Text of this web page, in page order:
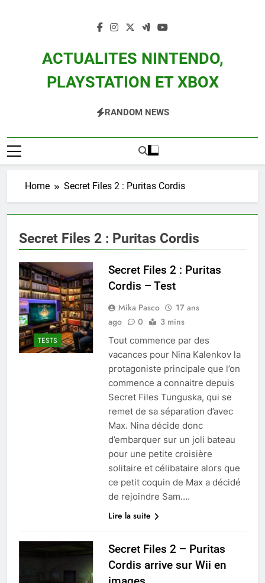
ACTUALITES NINTENDO,
PLAYSTATION ET XBOX
Zelda, Splatoon, Pokemon Entre Autres
RANDOM NEWS
Home Secret Files 2 : Puritas Cordis
Secret Files 2 : Puritas Cordis
TESTS
Secret Files 2 : Puritas
Cordis – Test
Mika Pasco
17 ans
ago
0 3 mins
Tout commence par des
vacances pour Nina Kalenkov la
protagoniste principale que l’on
commence a connaitre depuis
Secret Files Tunguska, qui se
remet de sa séparation d’avec
Max. Nina décide donc
d’embarquer sur un joli bateau
pour une petite croisière
solitaire et célibataire alors que
ce petit coquin de Max a décidé
de rejoindre Sam….
Lire la suite
Secret Files 2 – Puritas
Cordis arrive sur Wii en